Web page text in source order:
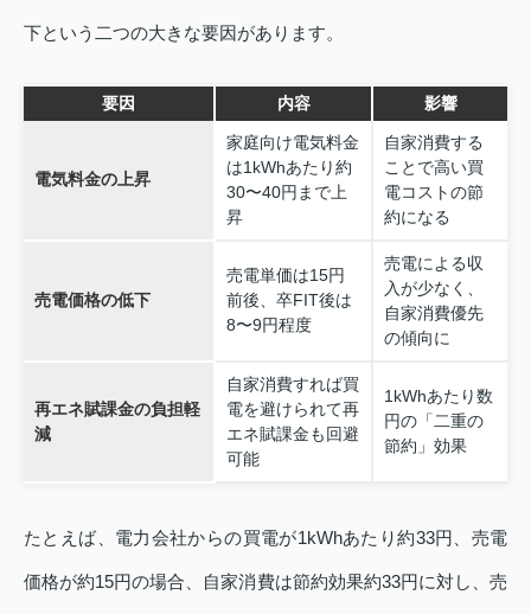
下という二つの大きな要因があります。
要因 内容 影響
電気料金の上昇
家庭向け電気料金
は1kWhあたり約
30〜40円まで上
昇
自家消費する
ことで高い買
電コストの節
約になる
売電価格の低下
売電単価は15円
前後、卒FIT後は
8〜9円程度
売電による収
入が少なく、
自家消費優先
の傾向に
再エネ賦課金の負担軽
減
自家消費すれば買
電を避けられて再
エネ賦課金も回避
可能
1kWhあたり数
円の「二重の
節約」効果
たとえば、電力会社からの買電が1kWhあたり約33円、売電
価格が約15円の場合、自家消費は節約効果約33円に対し、売